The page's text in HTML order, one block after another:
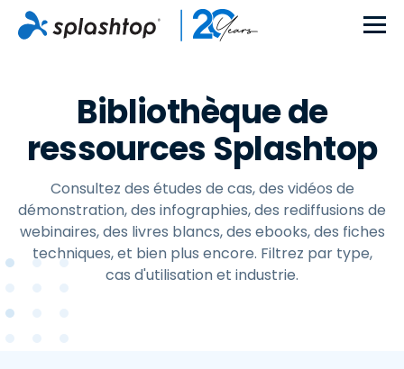
Bibliothèque de
ressources Splashtop
Consultez des études de cas, des vidéos de
démonstration, des infographies, des rediffusions de
webinaires, des livres blancs, des ebooks, des fiches
techniques, et bien plus encore. Filtrez par type,
cas d'utilisation et industrie.